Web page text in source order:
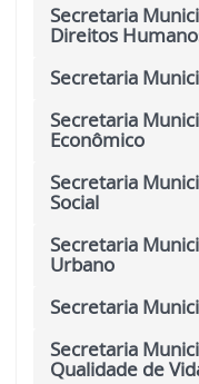
Secretaria
Direitos
Secretaria
Secretaria
Econômico
Secretaria
Social
Secretaria
Urbano
Secretaria
Secretaria
Qualidade de